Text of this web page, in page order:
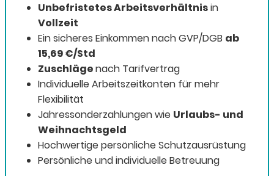
Unbefristetes Arbeitsverhältnisin
Vollzeit
Ein sicheres Einkommen nach GVP/DGB ab
15,69 €/Std
Zuschlägenach Tarifvertrag
Individuelle Arbeitszeitkonten für mehr
Flexibilität
Jahressonderzahlungen wie Urlaubs- und
Weihnachtsgeld
Hochwertige persönliche Schutzausrüstung
Persönliche und individuelle Betreuung